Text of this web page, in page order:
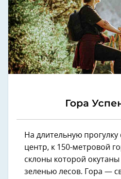
Гора
На длительную прогулку
центр, к 150-метровой
склоны которой
зеленью лесов. Гора —